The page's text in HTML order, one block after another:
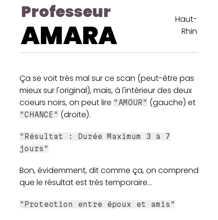
Professeur
AMARA
Haut-
Rhin
Ça se voit très mal sur ce scan (peut-être pas
mieux sur l'original), mais, à l'intérieur des deux
coeurs noirs, on peut lire "AMOUR" (gauche) et
"CHANCE" (droite).
"Résultat : Durée Maximum 3 à 7
jours"
Bon, évidemment, dit comme ça, on comprend
que le résultat est très temporaire...
"Protection entre époux et amis"